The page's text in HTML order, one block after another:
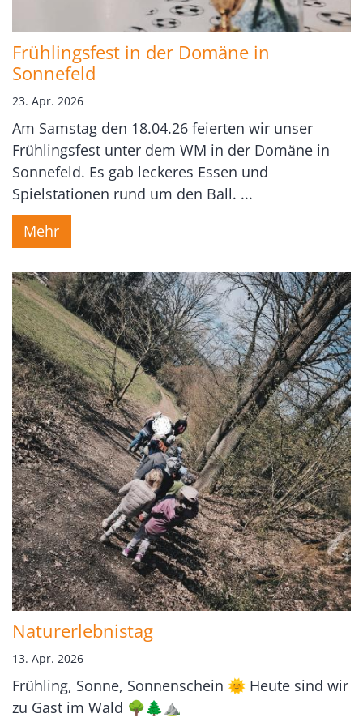
Frühlingsfest in der Domäne in
Sonnefeld
23. Apr. 2026
Am Samstag den 18.04.26 feierten wir unser
Frühlingsfest unter dem WM in der Domäne in
Sonnefeld. Es gab leckeres Essen und
Spielstationen rund um den Ball. ...
Mehr
Naturerlebnistag
13. Apr. 2026
Frühling, Sonne, Sonnenschein 🌞 Heute sind wir
zu Gast im Wald 🌳🌲⛰️